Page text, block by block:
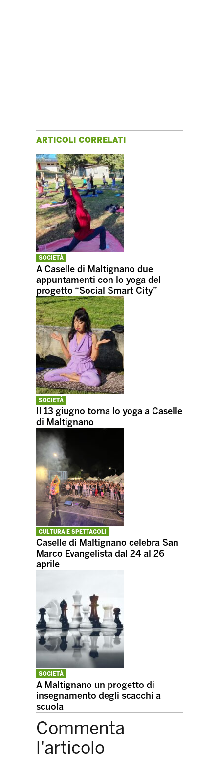
ARTICOLI CORRELATI
SOCIETÀ
A Caselle di Maltignano due
appuntamenti con lo yoga del
progetto “Social Smart City”
SOCIETÀ
Il 13 giugno torna lo yoga a Caselle
di Maltignano
CULTURA E SPETTACOLI
Caselle di Maltignano celebra San
Marco Evangelista dal 24 al 26
aprile
SOCIETÀ
A Maltignano un progetto di
insegnamento degli scacchi a
scuola
Commenta
l'articolo